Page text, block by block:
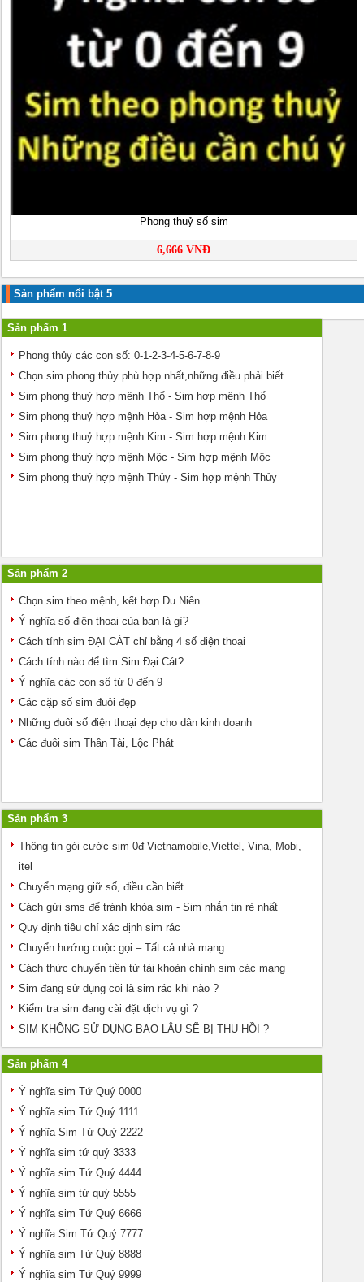
Phong thuỷ số sim
6,666 VNĐ
Sản phẩm nổi bật 5
Sản phẩm 1
Phong thủy các con số: 0-1-2-3-4-5-6-7-8-9
Chọn sim phong thủy phù hợp nhất,những điều phải biết
Sim phong thuỷ hợp mệnh Thổ - Sim hợp mệnh Thổ
Sim phong thuỷ hợp mệnh Hỏa - Sim hợp mệnh Hỏa
Sim phong thuỷ hợp mệnh Kim - Sim hợp mệnh Kim
Sim phong thuỷ hợp mệnh Mộc - Sim hợp mệnh Mộc
Sim phong thuỷ hợp mệnh Thủy - Sim hợp mệnh Thủy
Sản phẩm 2
Chọn sim theo mệnh, kết hợp Du Niên
Ý nghĩa số điện thoại của bạn là gì?
Cách tính sim ĐẠI CÁT chỉ bằng 4 số điện thoại
Cách tính nào để tìm Sim Đại Cát?
Ý nghĩa các con số từ 0 đến 9
Các cặp số sim đuôi đẹp
Những đuôi số điện thoại đẹp cho dân kinh doanh
Các đuôi sim Thần Tài, Lộc Phát
Sản phẩm 3
Thông tin gói cước sim 0đ Vietnamobile,Viettel, Vina, Mobi,
itel
Chuyển mạng giữ số, điều cần biết
Cách gửi sms để tránh khóa sim - Sim nhắn tin rẻ nhất
Quy định tiêu chí xác định sim rác
Chuyển hướng cuộc gọi – Tất cả nhà mạng
Cách thức chuyển tiền từ tài khoản chính sim các mạng
Sim đang sử dụng coi là sim rác khi nào ?
Kiểm tra sim đang cài đặt dịch vụ gì ?
SIM KHÔNG SỬ DỤNG BAO LÂU SẼ BỊ THU HỒI ?
Sản phẩm 4
Ý nghĩa sim Tứ Quý 0000
Ý nghĩa sim Tứ Quý 1111
Ý nghĩa Sim Tứ Quý 2222
Ý nghĩa sim tứ quý 3333
Ý nghĩa sim Tứ Quý 4444
Ý nghĩa sim tứ quý 5555
Ý nghĩa sim Tứ Quý 6666
Ý nghĩa Sim Tứ Quý 7777
Ý nghĩa sim Tứ Quý 8888
Ý nghĩa sim Tứ Quý 9999